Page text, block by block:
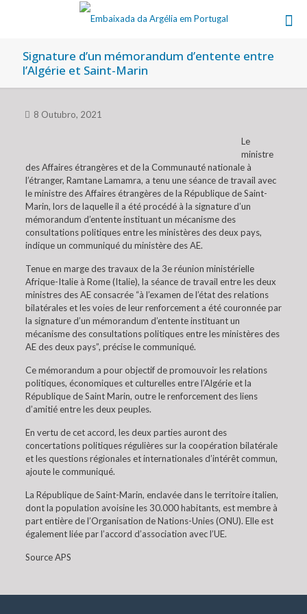
Signature d’un mémorandum d’entente entre
l’Algérie et Saint-Marin
8 Outubro, 2021
Le
ministre
des Affaires étrangères et de la Communauté nationale à
l’étranger, Ramtane Lamamra, a tenu une séance de travail avec
le ministre des Affaires étrangères de la République de Saint-
Marin, lors de laquelle il a été procédé à la signature d’un
mémorandum d’entente instituant un mécanisme des
consultations politiques entre les ministères des deux pays,
indique un communiqué du ministère des AE.
Tenue en marge des travaux de la 3e réunion ministérielle
Afrique-Italie à Rome (Italie), la séance de travail entre les deux
ministres des AE consacrée “à l’examen de l’état des relations
bilatérales et les voies de leur renforcement a été couronnée par
la signature d’un mémorandum d’entente instituant un
mécanisme des consultations politiques entre les ministères des
AE des deux pays”, précise le communiqué.
Ce mémorandum a pour objectif de promouvoir les relations
politiques, économiques et culturelles entre l’Algérie et la
République de Saint Marin, outre le renforcement des liens
d’amitié entre les deux peuples.
En vertu de cet accord, les deux parties auront des
concertations politiques régulières sur la coopération bilatérale
et les questions régionales et internationales d’intérêt commun,
ajoute le communiqué.
La République de Saint-Marin, enclavée dans le territoire italien,
dont la population avoisine les 30.000 habitants, est membre à
part entière de l’Organisation de Nations-Unies (ONU). Elle est
également liée par l’accord d’association avec l’UE.
Source APS